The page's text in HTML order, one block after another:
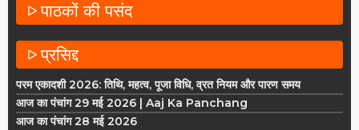
पाठकों की पसंद
प्रसिद्द
परम एकादशी 2026: तिथि, महत्व, पूजा विधि, व्रत नियम और पारण समय
आज का पंचांग 29 मई 2026 | Aaj Ka Panchang
आज का पंचांग 28 मई 2026